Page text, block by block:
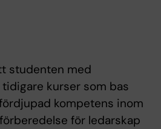
studenten med
kurser som bas
kompetens inom
för ledarskap